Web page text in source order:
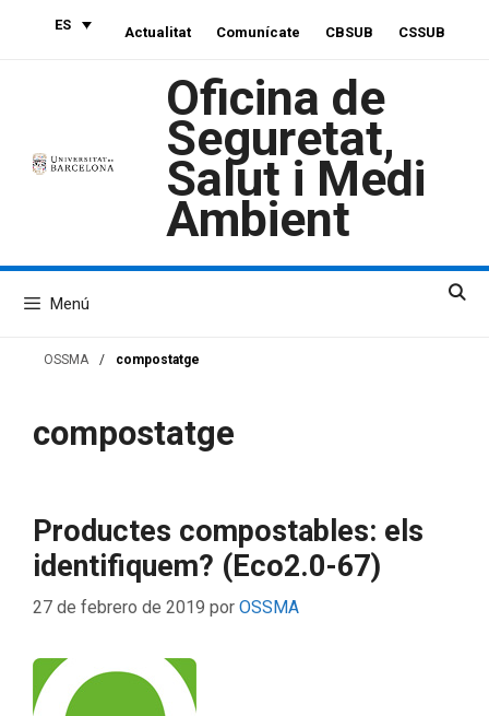
ES Actualitat Comunícate CBSUB CSSUB
Oficina de
Seguretat,
Salut i Medi
Ambient
Menú
OSSMA / compostatge
compostatge
Productes compostables: els
identifiquem? (Eco2.0-67)
27 de febrero de 2019 por OSSMA